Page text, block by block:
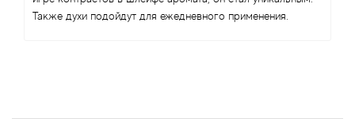
Также духи подойдут для ежедневного применения.